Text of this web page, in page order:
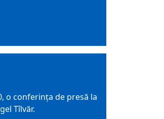
o conferința de presă la
Tîlvăr.